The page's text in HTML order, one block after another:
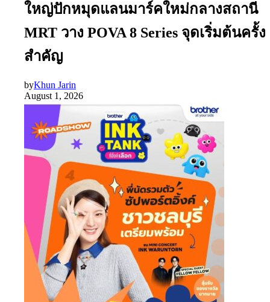
ใหญ่ปักหมุดแลนมาร์คใหม่กลางสถานี
MRT วาง POVA 8 Series จุดเริ่มต้นครั้ง
สำคัญ
byKhun Jarin
August 1, 2026